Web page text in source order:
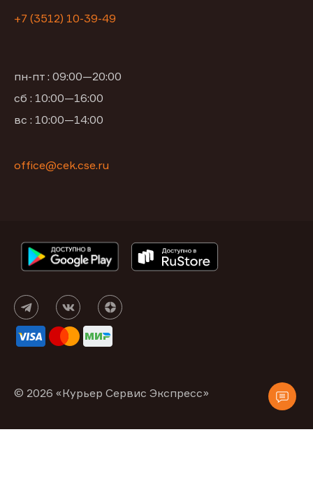
+7 (3512) 10-39-49
пн-пт : 09:00—20:00
сб : 10:00—16:00
вс : 10:00—14:00
office@cek.cse.ru
© 2026 «Курьер Сервис Экспресс»